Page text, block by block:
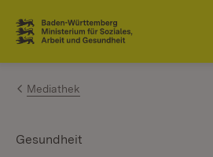
Zum Inhalt springen
Link zur Startseite
Mediathek
Gesundheit